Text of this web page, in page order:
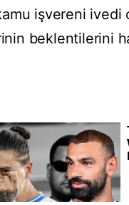
işvereni ivedi
beklentilerini